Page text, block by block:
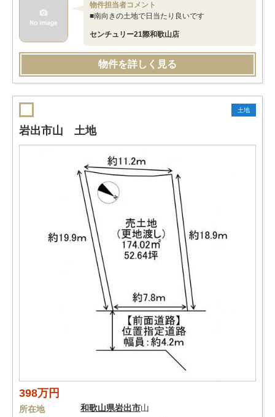
物件担当者コメント
■南向きの土地で日当たり良いです
センチュリー21際和歌山店
物件を詳しく見る
土地
岩出市山 土地
398万円
所在地 和歌山県岩出市山